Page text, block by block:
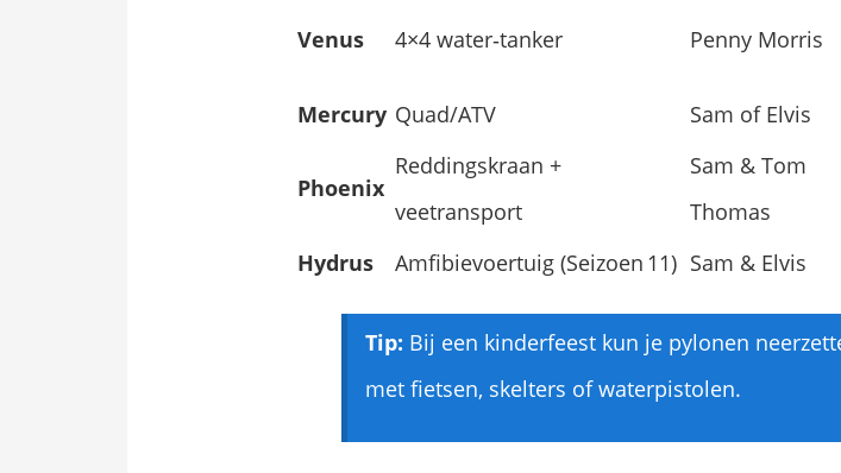
Venus 4×4 water‑tanker Penny Morris
Mercury Quad/ATV Sam of Elvis
Phoenix
Reddingskraan +
veetransport
Sam & Tom
Thomas
Hydrus Amfibievoertuig (Seizoen 11) Sam & Elvis
Tip: Bij een kinderfeest kun je pylonen
met fietsen, skelters of waterpistolen.